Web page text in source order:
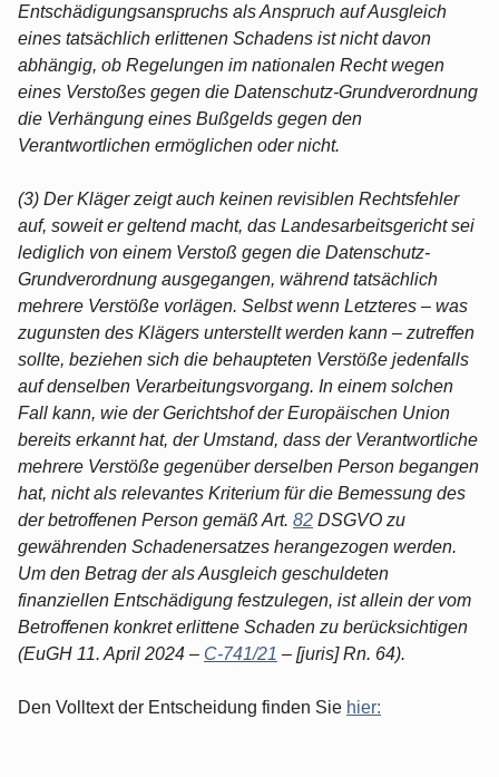
Entschädigungsanspruchs als Anspruch auf Ausgleich
eines tatsächlich erlittenen Schadens ist nicht davon
abhängig, ob Regelungen im nationalen Recht wegen
eines Verstoßes gegen die Datenschutz-Grundverordnung
die Verhängung eines Bußgelds gegen den
Verantwortlichen ermöglichen oder nicht.
(3) Der Kläger zeigt auch keinen revisiblen Rechtsfehler
auf, soweit er geltend macht, das Landesarbeitsgericht sei
lediglich von einem Verstoß gegen die Datenschutz-
Grundverordnung ausgegangen, während tatsächlich
mehrere Verstöße vorlägen. Selbst wenn Letzteres – was
zugunsten des Klägers unterstellt werden kann – zutreffen
sollte, beziehen sich die behaupteten Verstöße jedenfalls
auf denselben Verarbeitungsvorgang. In einem solchen
Fall kann, wie der Gerichtshof der Europäischen Union
bereits erkannt hat, der Umstand, dass der Verantwortliche
mehrere Verstöße gegenüber derselben Person begangen
hat, nicht als relevantes Kriterium für die Bemessung des
der betroffenen Person gemäß Art. 82 DSGVO zu
gewährenden Schadenersatzes herangezogen werden.
Um den Betrag der als Ausgleich geschuldeten
finanziellen Entschädigung festzulegen, ist allein der vom
Betroffenen konkret erlittene Schaden zu berücksichtigen
(EuGH 11. April 2024 – C-741/21 – [juris] Rn. 64).
Den Volltext der Entscheidung finden Sie hier: